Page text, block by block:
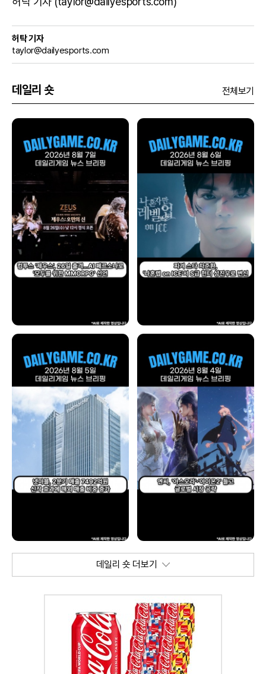
허탁 기자
taylor@dailyesports.com
데일리 숏 전체보기
데일리 숏 더보기